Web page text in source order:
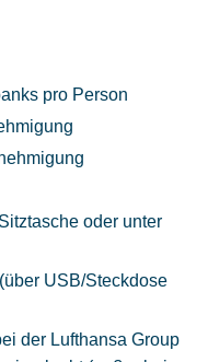
pro Person
oder unter
USB/Steckdose
der Lufthansa Group